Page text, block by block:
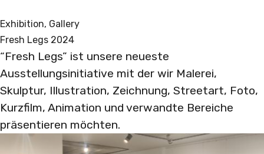
Exhibition, Gallery
Fresh Legs 2024
“Fresh Legs” ist unsere neueste
Ausstellungsinitiative mit der wir Malerei,
Skulptur, Illustration, Zeichnung, Streetart, Foto,
Kurzfilm, Animation und verwandte Bereiche
präsentieren möchten.